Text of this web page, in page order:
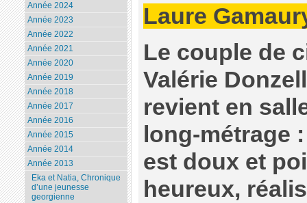
Laure
Le couple de
Valérie
revient en
long-métrage
est doux et
heureux,
Année 2024
Année 2023
Année 2022
Année 2021
Année 2020
Année 2019
Année 2018
Année 2017
Année 2016
Année 2015
Année 2014
Année 2013
Eka et Natia, Chronique
d’une jeunesse
georgienne